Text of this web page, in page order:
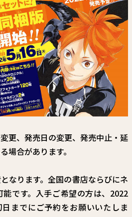
更、発売日の変更、発売中止・延
場合があります。
なります。全国の書店ならびにネ
です。入手ご希望の方は、2022
までにご予約をお願いいたしま